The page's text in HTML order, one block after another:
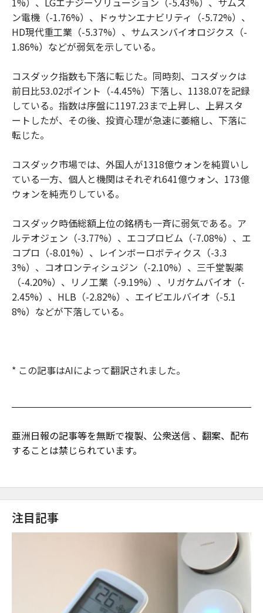
ン電機（-1.76%）、ドゥサンエナビリティ（-5.72%）、
HD現代重工業（-5.37%）、サムスンバイオロジクス（-
1.86%）などが弱気を示している。
コスダック指数も下落に転じた。同時刻、コスダックは
前日比53.02ポイント（-4.45%）下落し、1138.07を記録
している。指数は序盤に1197.23まで上昇し、上昇スタ
ートしたが、その後、投資心理が急速に萎縮し、下落に
転じた。
コスダック市場では、外国人が1318億ウォンを純買いし
ている一方、個人と機関はそれぞれ641億ウォン、173億
ウォンを純売りしている。
コスダック時価総額上位の銘柄も一斉に弱気である。ア
ルテオジェン（-3.77%）、エコプロビム（-7.08%）、エ
コプロ（-8.01%）、レインボーロボティクス（-3.3
3%）、コオロンティシュジン（-2.10%）、三千堂製薬
（-4.20%）、リノ工業（-9.19%）、リガケムバイオ（-
2.45%）、HLB（-2.82%）、エイビエルバイオ（-5.1
8%）などが下落している。
* この記事はAIによって翻訳されました。
亜洲日報の記事等を無断で複製、公衆送信 、翻案、配布
することは禁じられています。
注目記事